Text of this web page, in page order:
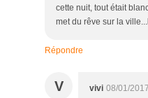
cette nuit, tout était
met du rêve sur la
Répondre
V vivi 08/01/